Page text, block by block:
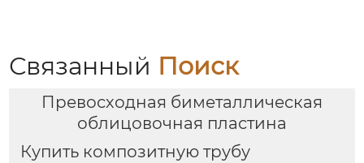
Связанный Поиск
Превосходная биметаллическая
облицовочная пластина
Купить композитную трубу